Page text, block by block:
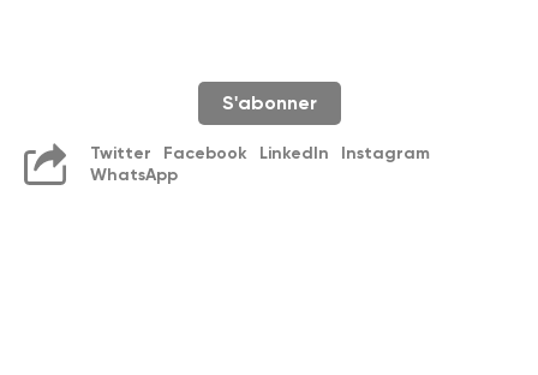
S'abonner
Twitter Facebook LinkedIn
Instagram
WhatsApp